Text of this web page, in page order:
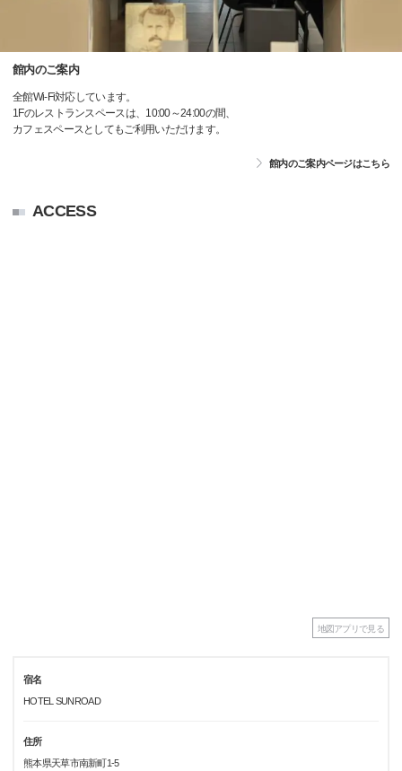
館内のご案内
全館Wi-Fi対応しています。
1Fのレストランスペースは、10:00～24:00の間、
カフェスペースとしてもご利用いただけます。
館内のご案内ページはこちら
ACCESS
地図アプリで見る
宿名
HOTEL SUNROAD
住所
熊本県天草市南新町1-5